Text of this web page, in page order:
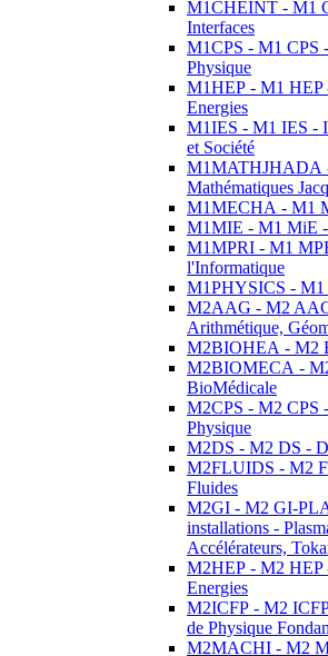
M1CHEINT - M1
Interfaces
M1CPS - M1 CPS
Physique
M1HEP - M1 HEP
Energies
M1IES - M1 IES -
et Société
M1MATHJHADA
Mathématiques
M1MECHA - M1
M1MIE - M1 MiE -
M1MPRI - M1
l'Informatique
M1PHYSICS - M1
M2AAG - M2
Arithmétique,
M2BIOHEA - M2
M2BIOMECA -
BioMédicale
M2CPS - M2 CPS
Physique
M2DS - M2 DS -
M2FLUIDS - M2
Fluides
M2GI - M2 GI-
installations -
Accélérateurs,
M2HEP - M2 HEP
Energies
M2ICFP - M2
de Physique
M2MACHI - M2